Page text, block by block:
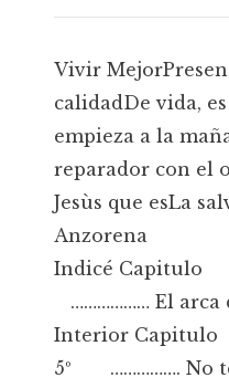
Vivir
calidadDe vida,
empieza a la
reparador con el
Jesùs que esLa
Anzorena
Indicé
……………… El
Interior
5º ……………. No